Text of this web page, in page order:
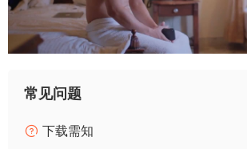
常见问题
下载需知